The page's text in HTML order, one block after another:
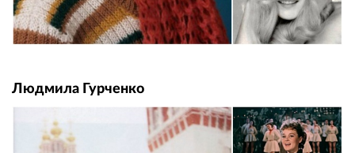
Людмила Гурченко